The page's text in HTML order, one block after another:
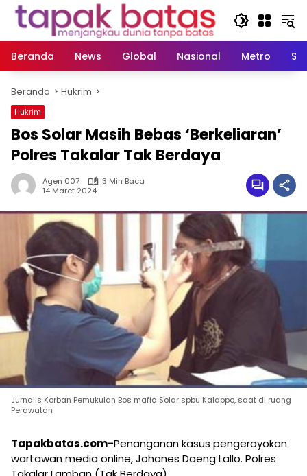
Langsung
Beranda
News Global Nasional Metro
Beranda Hukrim
Hukrim
Bos Solar Masih Bebas ‘Berkeliaran’
Polres Takalar Tak Berdaya
Agen 007
3 Min Baca
14 Maret 2024
Jurnalis Korban Pemukulan Bos mafia Solar spbu Kalappo, saat di ruang
Perawatan
Tapakbatas.com-Penanganan kasus pengeroyokan
wartawan media online, Johanes Daeng Lallo. Polres